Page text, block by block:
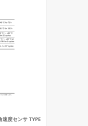
度センサ TYPE